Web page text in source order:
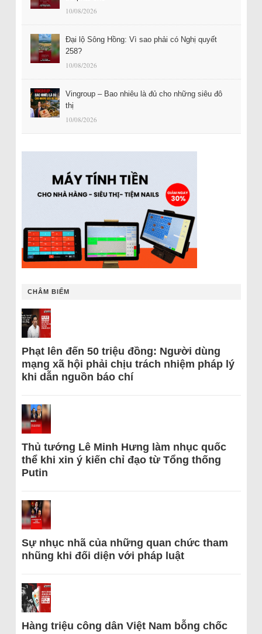
10/08/2026
Đại lộ Sông Hồng: Vì sao phải có Nghị quyết
258?
10/08/2026
Vingroup – Bao nhiêu là đủ cho những siêu đô
thị
10/08/2026
CHÂM BIẾM
Phạt lên đến 50 triệu đồng: Người dùng
mạng xã hội phải chịu trách nhiệm pháp lý
khi dẫn nguồn báo chí
Thủ tướng Lê Minh Hưng làm nhục quốc
thể khi xin ý kiến chỉ đạo từ Tổng thống
Putin
Sự nhục nhã của những quan chức tham
nhũng khi đối diện với pháp luật
Hàng triệu công dân Việt Nam bỗng chốc